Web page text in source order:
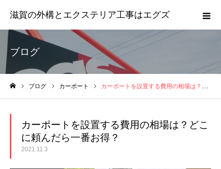
滋賀の外構とエクステリア工事はエグズ
ブログ
ブログ カーポート カーポートを設置する費用の相場は？どこに頼んだら一番お得？
カーポートを設置する費用の相場は？どこ
に頼んだら一番お得？
2021.11.3